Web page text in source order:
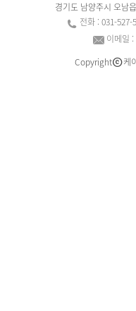
경기도 남양주시 오남
전화 : 031-527-
이메일
Copyright
케